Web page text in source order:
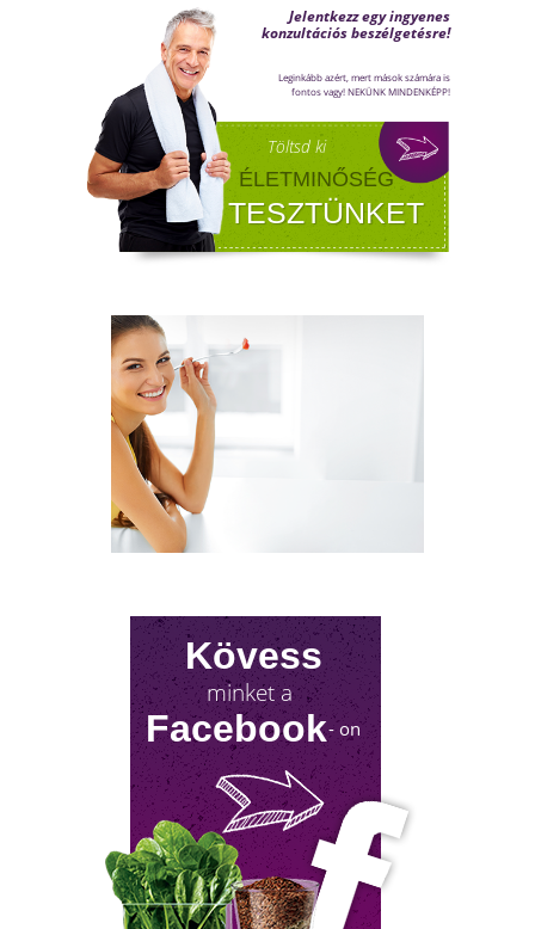
FÉRFI VÁLTOZÓKOR - A
LEHETŐSÉGET LÁSD MEG
Sokan gondolják, hogy a változókor csak a
csökkenése, amit andropauzának vagy
férfiklimaxnak nevezünk. Honnan tudod,
elért téged is? Hogyan tudod megállítani?
Milyen lehetőségeket rejt? Olvass tovább!
NYIROKRENDSZER KISOKOS
A nyirokrendszerünk fontosságáról keveset
hallani! Mutatjuk, mit tehetsz érte!
Kövess
minket a
Facebook- on